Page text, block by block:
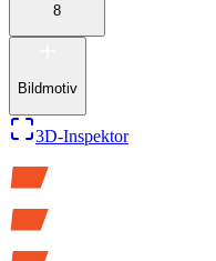
8
Bildmotiv
3D-Inspektor